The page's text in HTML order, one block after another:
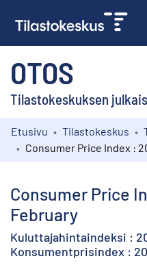
OTOS
Tilastokeskuksen
Kokoelmat
Etusivu Tilastokeskus
Consumer Price
February
Kuluttajahintaindeksi :
Konsumentprisindex :